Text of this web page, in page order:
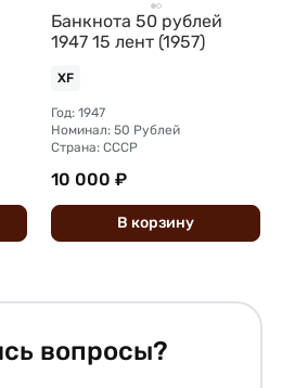
Банкнота 50 рублей
1947 15 лент (1957)
XF
Год: 1947
Номинал: 50 Рублей
Страна: СССР
10 000 ₽
В корзину
вопросы?